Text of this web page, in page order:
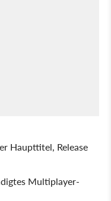
Haupttitel, Release
Multiplayer-